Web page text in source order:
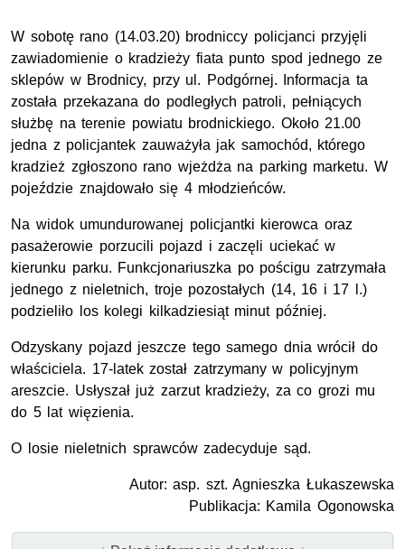
W sobotę rano (14.03.20) brodniccy policjanci przyjęli
zawiadomienie o kradzieży fiata punto spod jednego ze
sklepów w Brodnicy, przy ul. Podgórnej. Informacja ta
została przekazana do podległych patroli, pełniących
służbę na terenie powiatu brodnickiego. Około 21.00
jedna z policjantek zauważyła jak samochód, którego
kradzież zgłoszono rano wjeżdża na parking marketu. W
pojeździe znajdowało się 4 młodzieńców.
Na widok umundurowanej policjantki kierowca oraz
pasażerowie porzucili pojazd i zaczęli uciekać w
kierunku parku. Funkcjonariuszka po pościgu zatrzymała
jednego z nieletnich, troje pozostałych (14, 16 i 17 l.)
podzieliło los kolegi kilkadziesiąt minut później.
Odzyskany pojazd jeszcze tego samego dnia wrócił do
właściciela. 17-latek został zatrzymany w policyjnym
areszcie. Usłyszał już zarzut kradzieży, za co grozi mu
do 5 lat więzienia.
O losie nieletnich sprawców zadecyduje sąd.
Autor: asp. szt. Agnieszka Łukaszewska​
Publikacja: Kamila Ogonowska